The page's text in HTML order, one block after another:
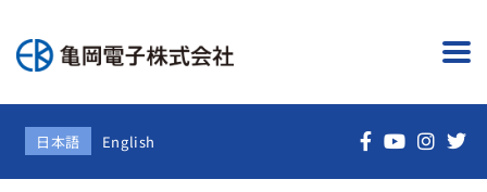
日本語 English